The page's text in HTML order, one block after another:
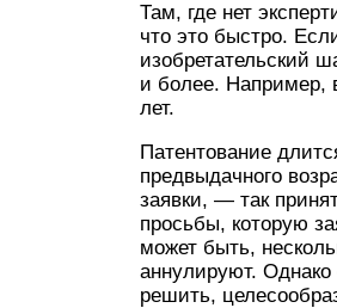
Там, где нет
что это быстро.
изобретательский
и более. Например,
лет.
Патентование
предвыдачного
заявки, — так
просьбы, которую
может быть,
аннулируют. Однако
решить,